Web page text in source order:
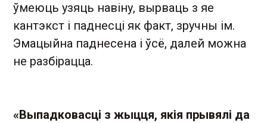
ўмеюць узяць навіну, вырваць з яе
кантэкст і паднесці як факт, зручны ім.
Эмацыйна паднесена і ўсё, далей можна
не разбірацца.
«Выпадковасці з жыцця, якія прывялі да